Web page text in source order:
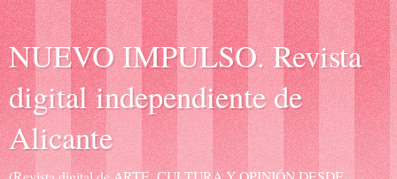
NUEVO IMPULSO. Revista
digital independiente de
Alicante